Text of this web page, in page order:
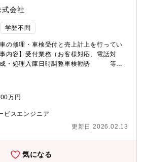
会社
学歴不問
の修理・車検受付と売上計上を行ってい
内容】受付業務（お客様対応、電話対
成・処理入庫日時調整車検勧誘 等接
商用車（トラックやバスetc.）を扱うやり
拠点】〇札幌支店：札幌市東区東苗穂２
万円
ビスエンジニア
更新日 2026.02.13
気になる